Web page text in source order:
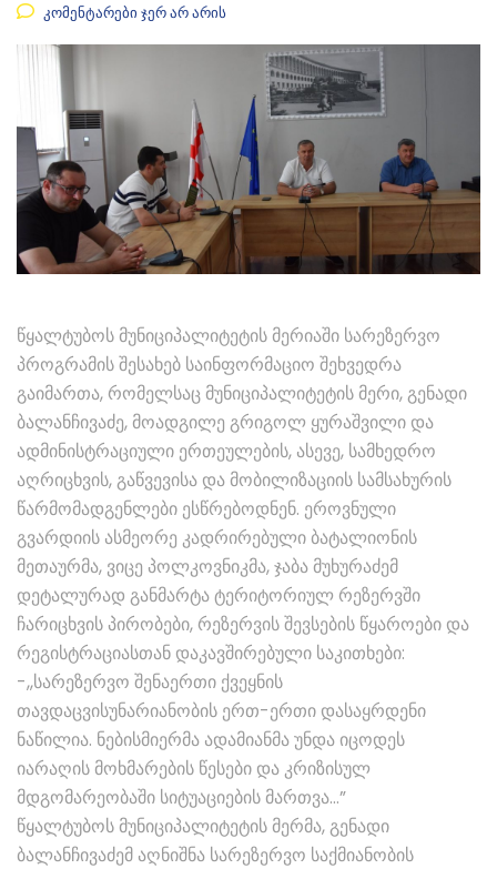
კომენტარები ჯერ არ არის
წყალტუბოს მუნიციპალიტეტის მერიაში სარეზერვო
პროგრამის შესახებ საინფორმაციო შეხვედრა
გაიმართა, რომელსაც მუნიციპალიტეტის მერი, გენადი
ბალანჩივაძე, მოადგილე გრიგოლ ყურაშვილი და
ადმინისტრაციული ერთეულების, ასევე, სამხედრო
აღრიცხვის, გაწვევისა და მობილიზაციის სამსახურის
წარმომადგენლები ესწრებოდნენ. ეროვნული
გვარდიის ასმეორე კადრირებული ბატალიონის
მეთაურმა, ვიცე პოლკოვნიკმა, ჯაბა მუხურაძემ
დეტალურად განმარტა ტერიტორიულ რეზერვში
ჩარიცხვის პირობები, რეზერვის შევსების წყაროები და
რეგისტრაციასთან დაკავშირებული საკითხები:
-,,სარეზერვო შენაერთი ქვეყნის
თავდაცვისუნარიანობის ერთ-ერთი დასაყრდენი
ნაწილია. ნებისმიერმა ადამიანმა უნდა იცოდეს
იარაღის მოხმარების წესები და კრიზისულ
მდგომარეობაში სიტუაციების მართვა…”
წყალტუბოს მუნიციპალიტეტის მერმა, გენადი
ბალანჩივაძემ აღნიშნა სარეზერვო საქმიანობის